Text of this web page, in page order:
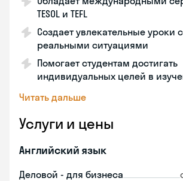
TESOL и TEFL
Создает увлекательные
реальными ситуациями
Помогает студентам достигать
индивидуальных целей в
Читать дальше
Услуги и цены
Английский язык
Деловой - для бизнеса